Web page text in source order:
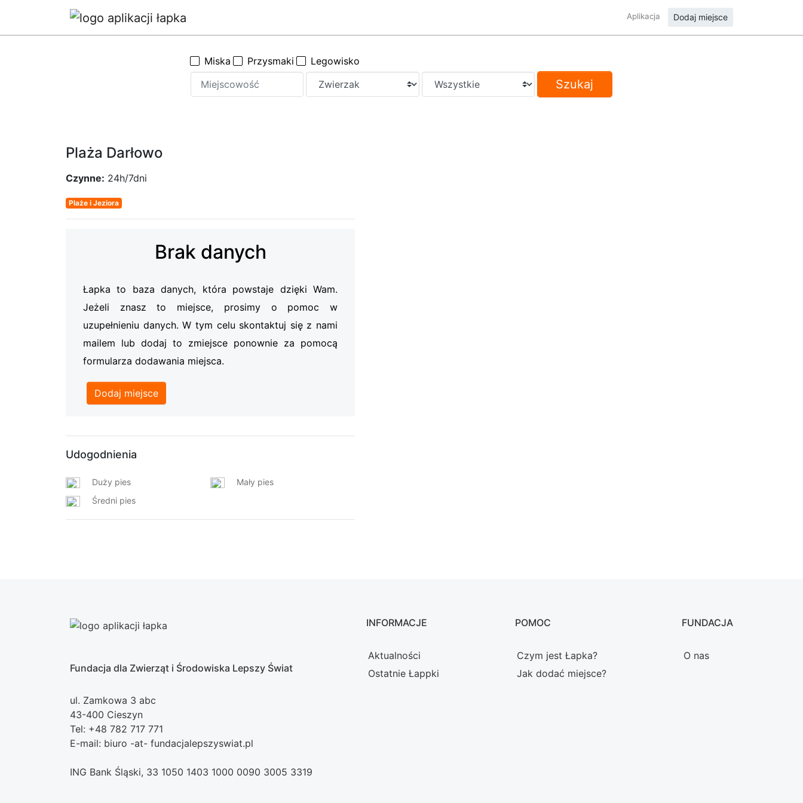
Aplikacja Dodaj miejsce
Miska Przysmaki Legowisko
Szukaj
Plaża Darłowo
Czynne: 24h/7dni
Plaże i Jeziora
Brak danych
Łapka to baza danych, która powstaje dzięki Wam.
Jeżeli znasz to miejsce, prosimy o pomoc w
uzupełnieniu danych. W tym celu skontaktuj się z nami
mailem lub dodaj to zmiejsce ponownie za pomocą
formularza dodawania miejsca.
Dodaj miejsce
Udogodnienia
Duży pies
Mały pies
Średni pies
Fundacja dla Zwierząt i Środowiska Lepszy Świat
ul. Zamkowa 3 abc
43-400 Cieszyn
Tel: +48 782 717 771
E-mail: biuro -at- fundacjalepszyswiat.pl
INFORMACJE
Aktualności
Ostatnie Łappki
POMOC
Czym jest Łapka?
Jak dodać miejsce?
FUNDACJA
O nas
ING Bank Śląski, 33 1050 1403 1000 0090 3005 3319